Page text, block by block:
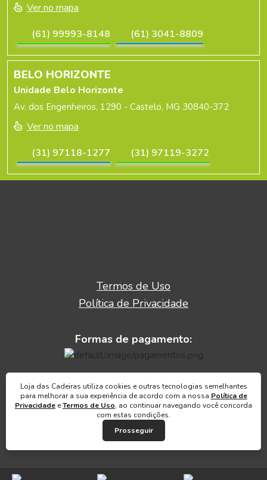
Loja das Cadeiras utiliza cookies e outras tecnologias semelhantes
para melhorar a sua experiência de acordo com a nossa Política de
Privacidade eTermos de Uso, ao continuar navegando você concorda
com estas condições.
Prosseguir
Ver no mapa
(61) 99993-8148
(61) 3041-8809
BELO HORIZONTE
Unidade Belo Horizonte
Av. dos Engenheiros, 1290 - Castelo, MG 30840-372
Ver no mapa
(31) 97118-1277
(31) 97119-3272
Termos de Uso
Política de Privacidade
Formas de pagamento:
2026 © Loja das Cadeiras Todos os direitos
reservados.